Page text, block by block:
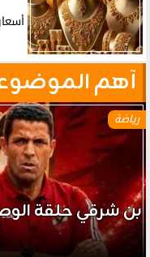
أسعار
آهم
رياضة
بن شرقي حلقة